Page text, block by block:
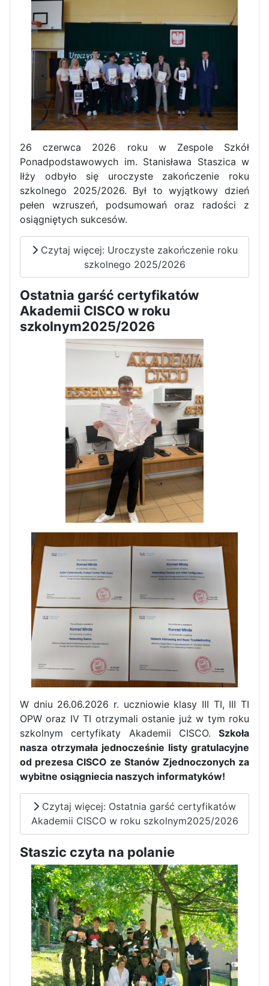
Zawody Sportowo – Obronne
klas OPW
Apel z okazji 235-tej rocznicy
uchwalenia Konstytucji 3 Maja
nami
Informatycy zapraszają do
Staszica w Iłży!
Zakończenie roku maturzystów
Zakończenie praktyk w
Portugalii
Rozpoczęcie kampanii „Gotowi
na kryzys” w ZSP w Iłży
Pierwszy tydzień praktyk
zawodowych naszych uczniów
w Portugalii za nami!
26 czerwca 2026 roku w Zespole Szkół
Ponadpodstawowych im. Stanisława Staszica w
Iłży odbyło się uroczyste zakończenie roku
szkolnego 2025/2026. Był to wyjątkowy dzień
pełen wzruszeń, podsumowań oraz radości z
osiągniętych sukcesów.
Czytaj więcej: Uroczyste zakończenie roku
szkolnego 2025/2026
Ostatnia garść certyfikatów
Akademii CISCO w roku
szkolnym2025/2026
W dniu 26.06.2026 r. uczniowie klasy III TI, III TI
OPW oraz IV TI otrzymali ostanie już w tym roku
szkolnym certyfikaty Akademii CISCO. Szkoła
nasza otrzymała jednocześnie listy gratulacyjne
od prezesa CISCO ze Stanów Zjednoczonych za
wybitne osiągniecia naszych informatyków!
Czytaj więcej: Ostatnia garść certyfikatów
Akademii CISCO w roku szkolnym2025/2026
Staszic czyta na polanie